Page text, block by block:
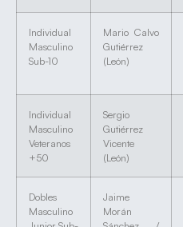
Individual
Masculino
Sub-10
Mario Calvo
Gutiérrez
(León)
Individual
Masculino
Veteranos
+50
Sergio
Gutiérrez
Vicente
(León)
Dobles
Masculino
Jaime
Morán